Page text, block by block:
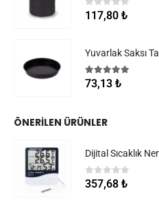
0 5 üzerinden
117,80 ₺
Yuvarlak Saksı
5.005
73,13 ₺
ÖNERILEN ÜRÜNLER
Dijital Sıcaklık
05 üzerinden
357,68 ₺